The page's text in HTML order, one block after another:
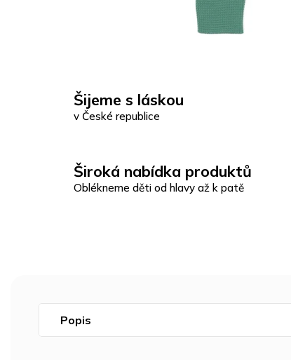
Šijeme s láskou
v České republice
Široká nabídka produktů
Oblékneme děti od hlavy až k patě
Popis